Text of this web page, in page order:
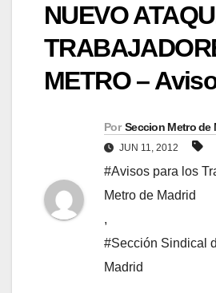
NUEVO
METRO –
Por Seccion Metro de
JUN 11, 2012
#Avisos para los
Metro de Madrid
,
#Sección Sindical
Madrid